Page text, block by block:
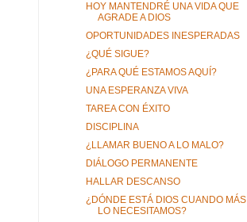
HOY MANTENDRÉ UNA VIDA QUE
AGRADE A DIOS
OPORTUNIDADES INESPERADAS
¿QUÉ SIGUE?
¿PARA QUÉ ESTAMOS AQUÍ?
UNA ESPERANZA VIVA
TAREA CON ÉXITO
DISCIPLINA
¿LLAMAR BUENO A LO MALO?
DIÁLOGO PERMANENTE
HALLAR DESCANSO
¿DÓNDE ESTÁ DIOS CUANDO MÁS
LO NECESITAMOS?